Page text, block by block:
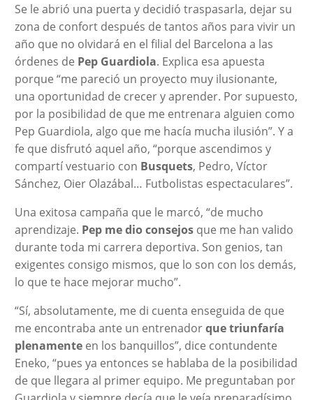
Se le abrió una puerta y decidió traspasarla, dejar su
zona de confort después de tantos años para vivir un
año que no olvidará en el filial del Barcelona a las
órdenes de Pep Guardiola. Explica esa apuesta
porque “me pareció un proyecto muy ilusionante,
una oportunidad de crecer y aprender. Por supuesto,
por la posibilidad de que me entrenara alguien como
Pep Guardiola, algo que me hacía mucha ilusión”. Y a
fe que disfrutó aquel año, “porque ascendimos y
compartí vestuario con Busquets, Pedro, Víctor
Sánchez, Oier Olazábal… Futbolistas espectaculares”.
Una exitosa campaña que le marcó, “de mucho
aprendizaje. Pep me dio consejosque me han valido
durante toda mi carrera deportiva. Son genios, tan
exigentes consigo mismos, que lo son con los demás,
lo que te hace mejorar mucho”.
“Sí, absolutamente, me di cuenta enseguida de que
me encontraba ante un entrenadorque triunfaría
plenamenteen los banquillos”, dice contundente
Eneko, “pues ya entonces se hablaba de la posibilidad
de que llegara al primer equipo. Me preguntaban por